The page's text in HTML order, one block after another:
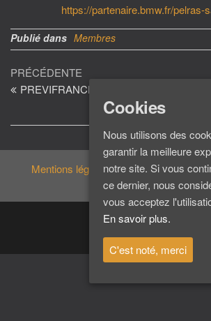
https://partenaire.bmw.fr/pelras-
Publié dans Membres
Navigation
de
l’article
Article
précédent
PRÉCÉDENTE
PREVIFRANCE
Mentions légales
@2026 ClubZest31
Cookies
Nous utilisons des
garantir la meilleure
notre site. Si vous
ce dernier, nous
vous acceptez
En savoir plus.
C'est noté, merci